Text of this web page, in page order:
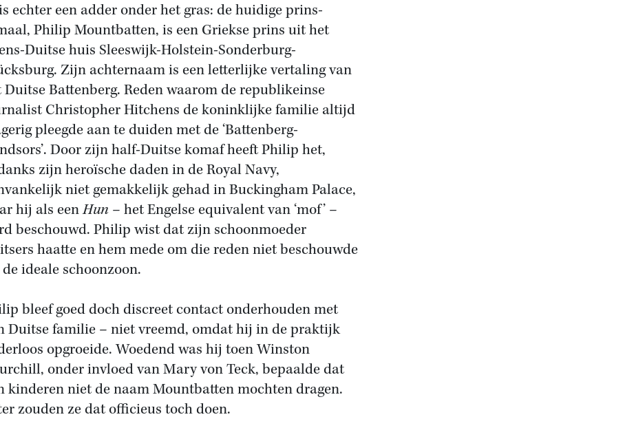
echter een adder onder het gras: de huidige prins-
Philip Mountbatten, is een Griekse prins uit het
Duitse huis Sleeswijk-Holstein-Sonderburg-
Zijn achternaam is een letterlijke vertaling van
Duitse Battenberg. Reden waarom de republikeinse
Christopher Hitchens de koninklijke familie altijd
pleegde aan te duiden met de ‘Battenberg-
Door zijn half-Duitse komaf heeft Philip het,
zijn heroïsche daden in de Royal Navy,
niet gemakkelijk gehad in Buckingham Palace,
hij als eenHun– het Engelse equivalent van ‘mof’ –
beschouwd. Philip wist dat zijn schoonmoeder
haatte en hem mede om die reden niet beschouwde
ideale schoonzoon.
bleef goed doch discreet contact onderhouden met
Duitse familie – niet vreemd, omdat hij in de praktijk
opgroeide. Woedend was hij toen Winston
onder invloed van Mary von Teck, bepaalde dat
kinderen niet de naam Mountbatten mochten dragen.
zouden ze dat officieus toch doen.